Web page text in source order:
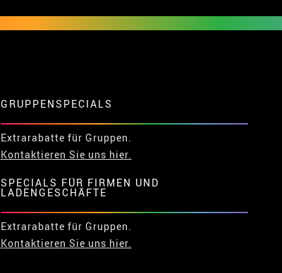
GRUPPENSPECIALS
Extrarabatte für Gruppen.
Kontaktieren Sie uns hier.
SPECIALS FÜR FIRMEN UND
LADENGESCHÄFTE
Extrarabatte für Gruppen.
Kontaktieren Sie uns hier.